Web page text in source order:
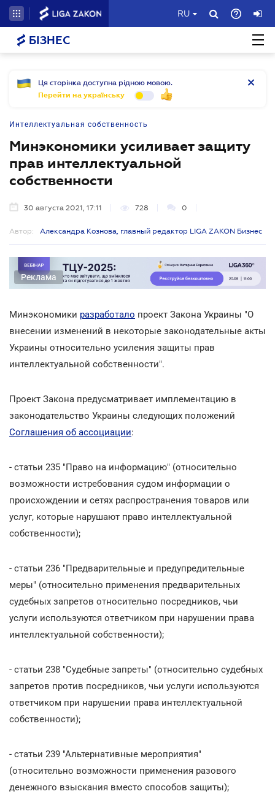
RU
БІЗНЕС
Ця сторінка доступна рідною мовою.
Перейти на українську
Интеллектуальная собственность
Минэкономики усиливает защиту
прав интеллектуальной
собственности
30 августа 2021, 17:11 728 0
Автор: Александра Кознова, главный редактор LIGA ZAKON Бизнес
Реклама
Минэкономики разработало проект Закона Украины "О
внесении изменений в некоторые законодательные акты
Украины относительно усиления защиты прав
интеллектуальной собственности".
Проект Закона предусматривает имплементацию в
законодательство Украины следующих положений
Соглашения об ассоциации:
- статьи 235 "Право на информацию" (относительно
возможности истребования судом информации о
происхождении и сетях распространения товаров или
услуг, которые нарушают право интеллектуальной
собственности);
- статьи 236 "Предварительные и предупредительные
меры" (относительно применения предварительных
судебных запретов относительно посредников, чьи
услуги используются ответчиком при нарушении права
интеллектуальной собственности);
- статьи 238 "Судебные запреты" (относительно судебных
запретов против посредников, чьи услуги используются
ответчиком при нарушении права интеллектуальной
собственности);
- статьи 239 "Альтернативные мероприятия"
(относительно возможности применения разового
денежного взыскания вместо способов защиты);